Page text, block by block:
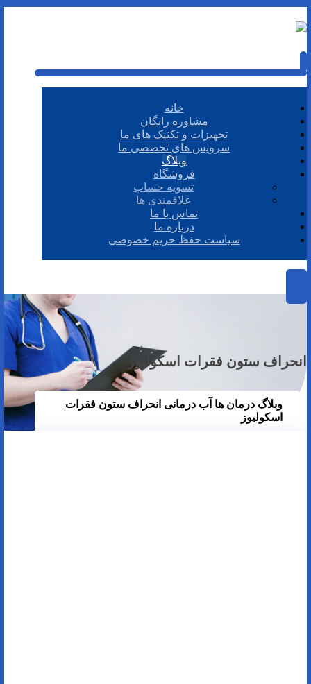
خانه
مشاوره رایگان
تجهیزات و تکنیک های ما
سرویس های تخصصی ما
وبلاگ
فروشگاه
تسویه حساب
علاقمندی ها
تماس با ما
درباره ما
سیاست حفظ حریم خصوصی
انحراف ستون فقرات اسکولیوز
وبلاگ درمان ها آب درمانی انحراف ستون فقرات
اسکولیوز